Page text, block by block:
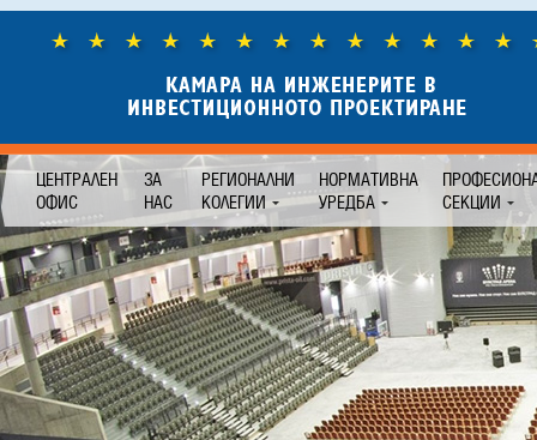
ЦЕНТРАЛЕН
ОФИС
ЗА
НАС
РЕГИОНАЛНИ
КОЛЕГИИ
НОРМАТИВНА
УРЕДБА
СЕКЦИИ